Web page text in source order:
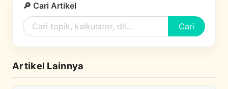
🔎 Cari Artikel
Cari
Artikel Lainnya